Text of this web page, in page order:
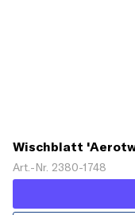
Wischblatt
Art.-Nr. 2380-1748